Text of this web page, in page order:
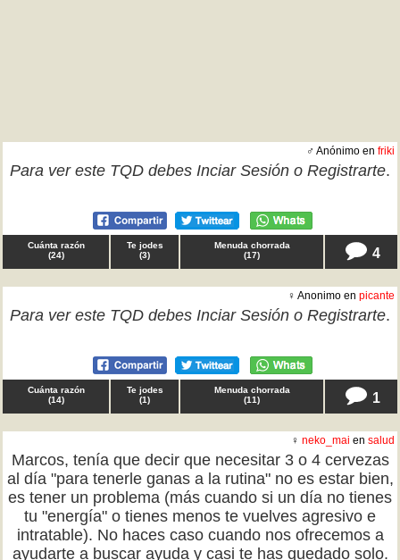
♂ Anónimo en friki
Para ver este TQD debes Inciar Sesión o Registrarte.
Cuánta razón
(24)
Te jodes
(3)
Menuda chorrada
(17) 4
♀ Anonimo en picante
Para ver este TQD debes Inciar Sesión o Registrarte.
Cuánta razón
(14)
Te jodes
(1)
Menuda chorrada
(11) 1
♀ neko_mai en salud
Marcos, tenía que decir que necesitar 3 o 4 cervezas
al día "para tenerle ganas a la rutina" no es estar bien,
es tener un problema (más cuando si un día no tienes
tu "energía" o tienes menos te vuelves agresivo e
intratable). No haces caso cuando nos ofrecemos a
ayudarte a buscar ayuda y casi te has quedado solo.